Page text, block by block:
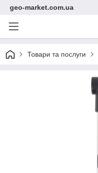
geo-market.com.ua
Товари та послуги